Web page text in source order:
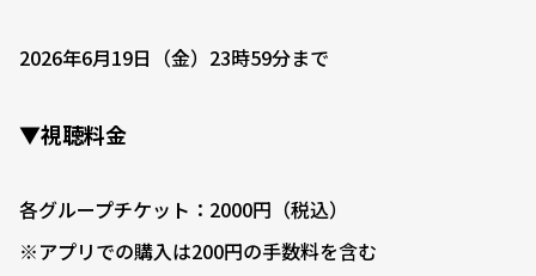
2026年6月19日（金）23時59分まで
▼視聴料金
各グループチケット：2000円（税込）
※アプリでの購入は200円の手数料を含む